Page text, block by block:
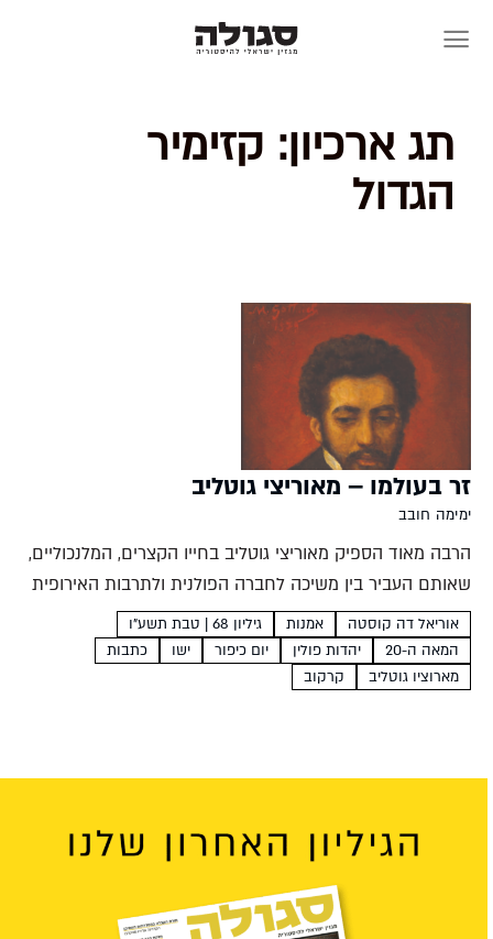
תג ארכיון: קזימיר
הגדול
זר בעולמו – מאוריצי גוטליב
ימימה חובב
הרבה מאוד הספיק מאוריצי גוטליב בחייו הקצרים, המלנכוליים,
שאותם העביר בין משיכה לחברה הפולנית ולתרבות האירופית
לבין רצון להשתמש במכחולו כפה נאמן לעמו. החן והפיוטיות
שהצליח למצוא בחיי היומיום העלובים של הקהילה היהודית
הפכו בידיו...
אוריאל דה קוסטה אמנות
גיליון 68 | טבת תשע"ו
המאה ה-20
יהדות פולין יום כיפור ישו
כתבות
מארוציו גוטליב
קרקוב